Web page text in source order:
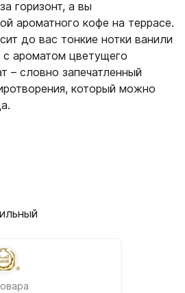
горизонт, а вы
ароматного кофе на террасе.
до вас тонкие нотки ванили
ароматом цветущего
– словно запечатленный
который можно